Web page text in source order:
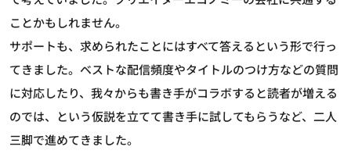
ことかもしれません。
サポートも、求められたことにはすべて答えるという形で行っ
てきました。ベストな配信頻度やタイトルのつけ方などの質問
に対応したり、我々からも書き手がコラボすると読者が増える
のでは、という仮説を立てて書き手に試してもらうなど、二人
三脚で進めてきました。